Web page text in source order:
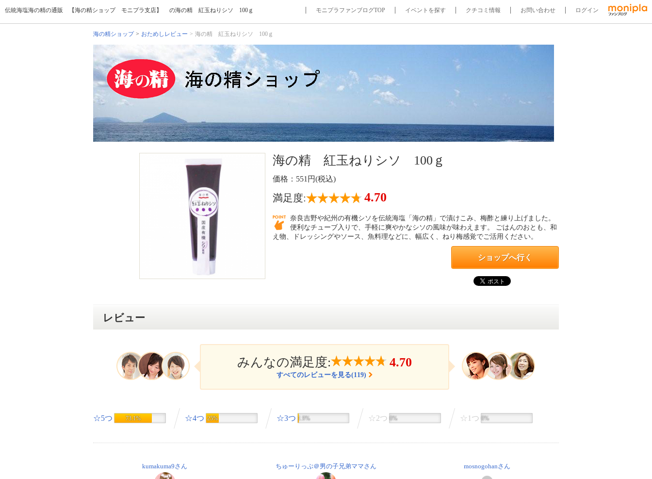
伝統海塩海の精の通販 【海の精ショップ モニプラ支店】 の海の精 紅玉ねりシソ 100ｇ モニプラファンブログTOP イベントを探す クチコミ情報 お問い合わせ ログイン
海の精ショップ おためしレビュー 海の精 紅玉ねりシソ 100ｇ
海の精 紅玉ねりシソ 100ｇ
価格：551円(税込)
満足度: 4.70
奈良吉野や紀州の有機シソを伝統海塩「海の精」で漬けこみ、梅酢と練り上げました。
便利なチューブ入りで、手軽に爽やかなシソの風味が味わえます。 ごはんのおとも、和
え物、ドレッシングやソース、魚料理などに、幅広く、ねり梅感覚でご活用ください。
ショップへ行く
レビュー
みんなの満足度: 4.70
すべてのレビューを見る(119)
☆5つ 73.1% ☆4つ 25% ☆3つ 1.9% ☆2つ 0% ☆1つ 0%
kumakuma9さん ちゅーりっぷ＠男の子兄弟ママさん mosnogohanさん